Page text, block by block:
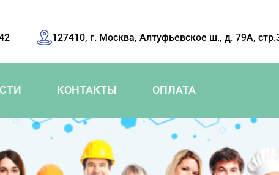
127410, г. Москва, Алтуфьевское ш., д. 79А,
КОНТАКТЫ ОПЛАТА